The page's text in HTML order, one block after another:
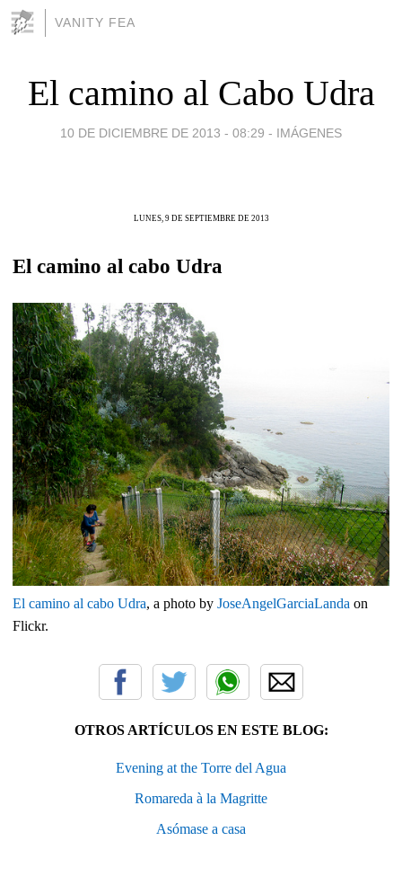
VANITY FEA
El camino al Cabo Udra
10 DE DICIEMBRE DE 2013 - 08:29 - IMÁGENES
LUNES, 9 DE SEPTIEMBRE DE 2013
El camino al cabo Udra
El camino al cabo Udra, a photo by JoseAngelGarciaLanda on
Flickr.
OTROS ARTÍCULOS EN ESTE BLOG:
Evening at the Torre del Agua
Romareda à la Magritte
Asómase a casa